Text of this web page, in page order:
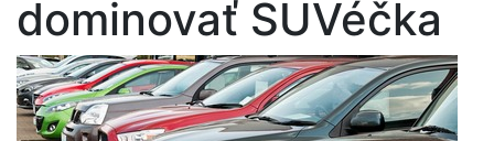
dominovať SUVéčka